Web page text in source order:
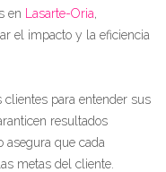
en
Lasarte-Oria
el impacto y la eficiencia
clientes para entender sus
resultados
asegura que cada
metas del cliente.